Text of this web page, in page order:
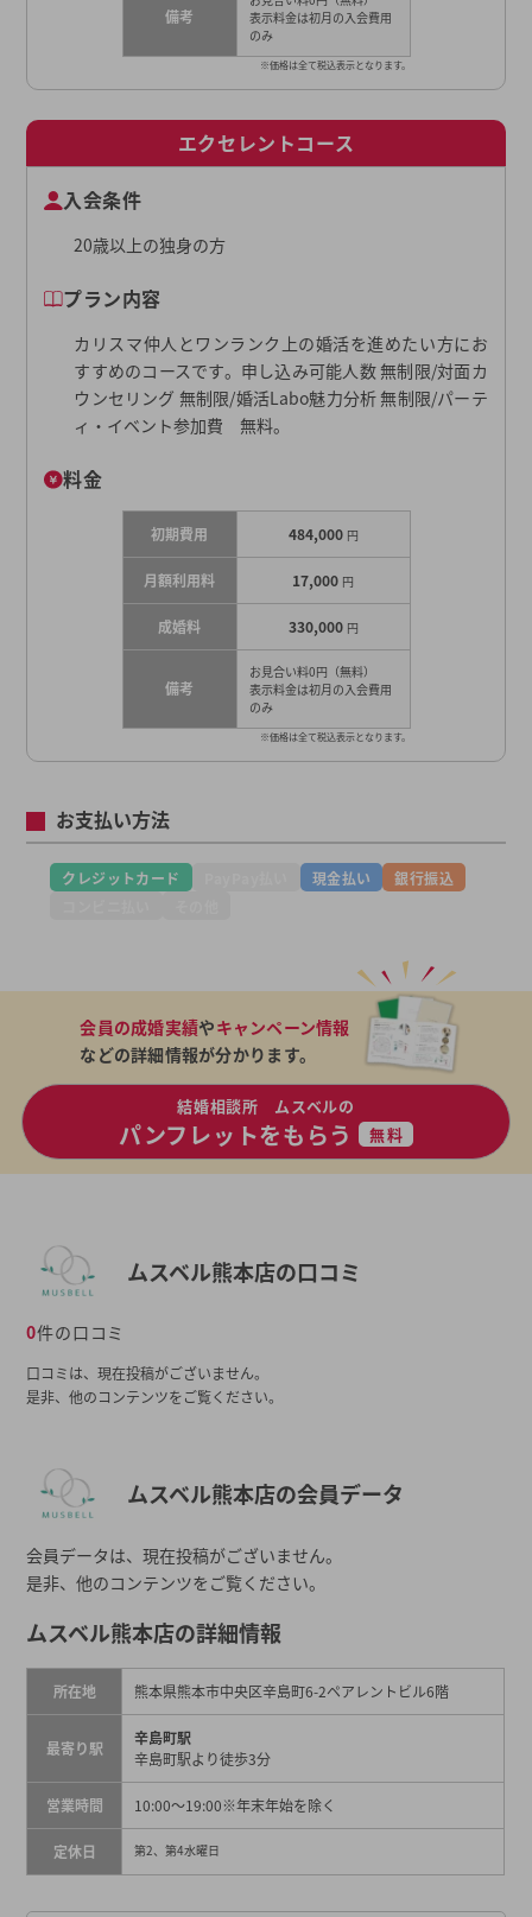
備考
表示料金は初月の入会費用
のみ
※価格は全て税込表示となります。
エクセレントコース
入会条件
20歳以上の独身の方
プラン内容
カリスマ仲人とワンランク上の婚活を進めたい方にお
すすめのコースです。申し込み可能人数 無制限/対面カ
ウンセリング 無制限/婚活Labo魅力分析 無制限/パーテ
ィ・イベント参加費 無料。
料金
初期費用 484,000 円
月額利用料 17,000 円
成婚料 330,000 円
備考
お見合い料0円（無料）
表示料金は初月の入会費用
のみ
※価格は全て税込表示となります。
お支払い方法
クレジットカード 現金払い
銀行振込
会員の成婚実績やキャンペーン情報
などの詳細情報が分かります。
結婚相談所 ムスベルの
パンフレットをもらう 無料
ムスベル熊本店の口コミ
0件の口コミ
口コミは、現在投稿がございません。
是非、他のコンテンツをご覧ください。
ムスベル熊本店の会員データ
会員データは、現在投稿がございません。
是非、他のコンテンツをご覧ください。
ムスベル熊本店の詳細情報
所在地 熊本県熊本市中央区辛島町6-2ペアレントビル6階
最寄り駅
辛島町駅
辛島町駅より徒歩3分
営業時間 10:00～19:00※年末年始を除く
定休日 第2、第4水曜日